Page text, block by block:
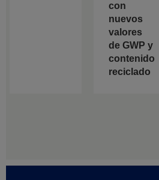
con
nuevos
valores
de GWP y
contenido
reciclado